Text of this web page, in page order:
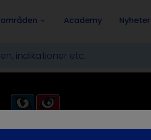
keyboard_arrow_down Academy Nyheter